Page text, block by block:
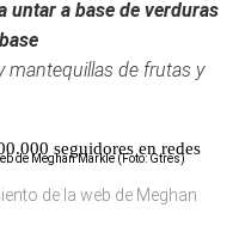
untar a base de verduras
mantequillas de frutas y
seguidores en redes
de la web de Meghan